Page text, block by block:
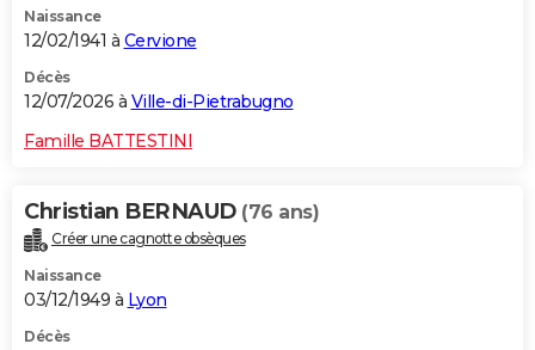
Naissance
12/02/1941 à Cervione
Décès
12/07/2026 à Ville-di-Pietrabugno
Famille BATTESTINI
Christian BERNAUD (76 ans)
Créer une cagnotte obsèques
Naissance
03/12/1949 à Lyon
Décès